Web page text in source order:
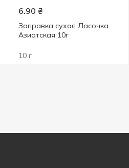
6.90 ₴
Заправка сухая Ласочка
Азиатская 10г
10 г